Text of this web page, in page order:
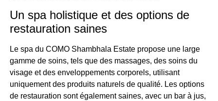
Un spa holistique et des options de
restauration saines
Le spa du COMO Shambhala Estate propose une large
gamme de soins, tels que des massages, des soins du
visage et des enveloppements corporels, utilisant
uniquement des produits naturels de qualité. Les options
de restauration sont également saines, avec un bar à jus,